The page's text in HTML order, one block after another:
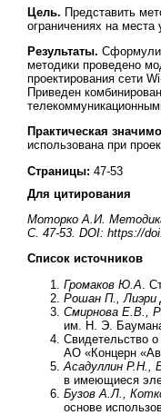
Цель. Представить
ограничениях на места
Результаты.
методики проведено
проектирования сети
Приведен
Практическая
использована при
Страницы: 47-53
Для цитирования
Моторко А.И.
С. 47-53. DOI: https://
Список источников
Громаков Ю.А .
Рошан П., Лиэри
Смирнова Е.В.,
им. Н. Э.
Свидетельство
АО «Концерн
Асадуллин Р.Н.,
в имеющиеся
Бузов А.Л.,
основе